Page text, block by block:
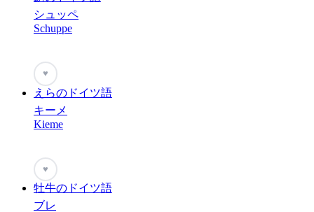
シュッペ
Schuppe
♥
えらのドイツ語
キーメ
Kieme
♥
牡牛のドイツ語
ブレ